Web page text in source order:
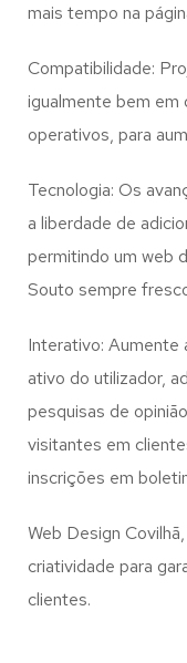
mais tempo na
Compatibilidade:
igualmente bem
operativos, para
Tecnologia: Os
a liberdade de
permitindo um web
Souto sempre
Interativo: Aumente
ativo do utilizador,
pesquisas de
visitantes em
inscrições em
Web Design
criatividade para
clientes.